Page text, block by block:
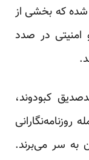
که بخشی از
امنیتی در صدد
کبودوند،
به سر می‌برند.